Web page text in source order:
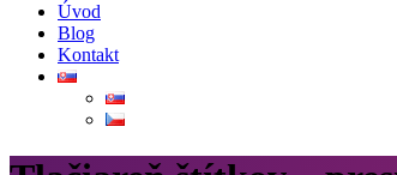
Úvod
Blog
Kontakt